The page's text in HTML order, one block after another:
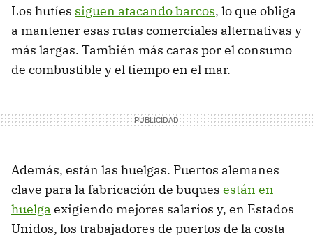
Los hutíes siguen atacando barcos, lo que obliga
a mantener esas rutas comerciales alternativas y
más largas. También más caras por el consumo
de combustible y el tiempo en el mar.
Además, están las huelgas. Puertos alemanes
clave para la fabricación de buques están en
huelga exigiendo mejores salarios y, en Estados
Unidos, los trabajadores de puertos de la costa